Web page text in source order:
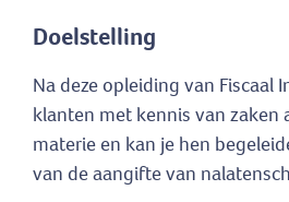
Doelstelling
Na deze opleiding van Fiscaal
klanten met kennis van zaken
materie en kan je hen
van de aangifte van